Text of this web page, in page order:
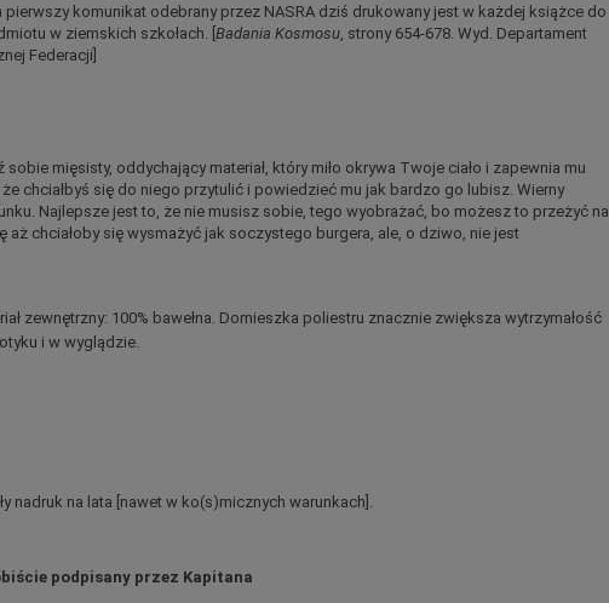
komunikat odebrany przez NASRA dziś drukowany jest w każdej książce do
w ziemskich szkołach. [ Badania Kosmosu , strony 654-678. Wyd. Departament
Federacji]
mięsisty, oddychający materiał, który miło okrywa Twoje ciało i zapewnia mu
że chciałbyś się do niego przytulić i powiedzieć mu jak bardzo go lubisz. Wierny
Najlepsze jest to, że nie musisz sobie, tego wyobrażać, bo możesz to przeżyć na
aż chciałoby się wysmażyć jak soczystego burgera, ale, o dziwo, nie jest
zewnętrzny: 100% bawełna. Domieszka poliestru znacznie zwiększa wytrzymałość
i w wyglądzie.
nadruk na lata [nawet w ko(s)micznych warunkach].
podpisany przez Kapitana